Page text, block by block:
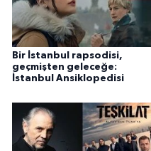
Bir İstanbul rapsodisi,
geçmişten geleceğe:
İstanbul Ansiklopedisi